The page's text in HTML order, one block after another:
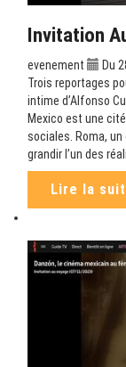
Invitation
evenement
Du
Trois reportages
intime d’Alfonso
Mexico est une
sociales. Roma, un
grandir l’un des
Lire la